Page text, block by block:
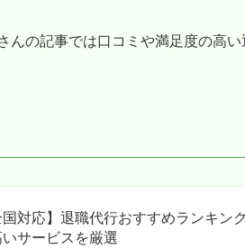
んの記事では口コミや満足度の高い
国対応】退職代行おすすめランキン
いサービスを厳選